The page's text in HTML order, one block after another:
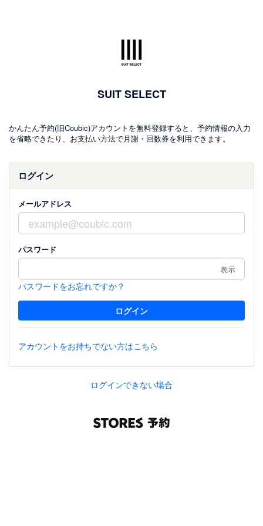
SUIT SELECT
かんたん予約(旧Coubic)アカウントを無料登録すると、予約情報の入力
を省略できたり、お支払い方法で月謝・回数券を利用できます。
ログイン
メールアドレス
パスワード
表示
パスワードをお忘れですか？
アカウントをお持ちでない方はこちら
ログインできない場合